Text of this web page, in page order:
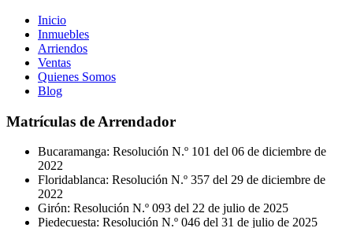
Inicio
Inmuebles
Arriendos
Ventas
Quienes Somos
Blog
Matrículas de Arrendador
Bucaramanga: Resolución N.º 101 del 06 de diciembre de
2022
Floridablanca: Resolución N.º 357 del 29 de diciembre de
2022
Girón: Resolución N.º 093 del 22 de julio de 2025
Piedecuesta: Resolución N.º 046 del 31 de julio de 2025